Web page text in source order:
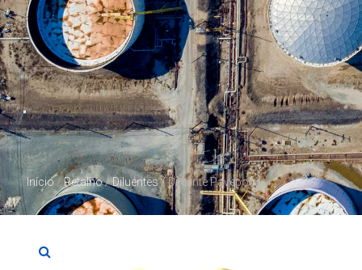
Início/Retalho/Diluentes/ Diluente Pavepox